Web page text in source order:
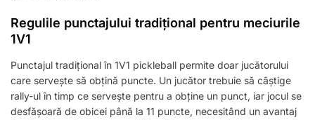
Regulile punctajului tradițional pentru meciurile
1V1
Punctajul tradițional în 1V1 pickleball permite doar jucătorului
care servește să obțină puncte. Un jucător trebuie să câștige
rally-ul în timp ce servește pentru a obține un punct, iar jocul se
desfășoară de obicei până la 11 puncte, necesitând un avantaj